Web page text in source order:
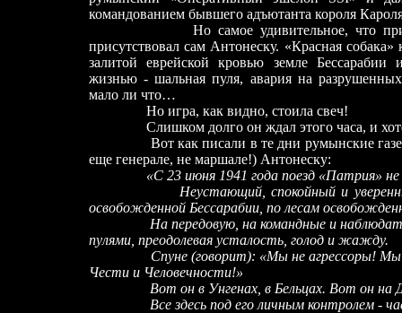
командованием бывшего адъютанта короля
Но самое удивительное, что при
присутствовал сам Антонеску. «Красная
залитой еврейской кровью земле
жизнью - шальная пуля, авария на
мало ли что…
Но игра, как видно, стоила свеч!
Слишком долго он ждал этого часа, и
Вот как писали в те дни румынские газеты
еще генерале, не маршале!) Антонеску:
«С 23 июня 1941 года поезд «Патрия»
Неустающий, спокойный и
освобожденной Бессарабии, по лесам
На передовую, на командные и
пулями, преодолевая усталость, голод и жажду.
Спуне (говорит): «Мы не агрессоры! Мы
Чести и Человечности!»
Вот он в Унгенах, в Бельцах. Вот он на
Все здесь под его личным контролем -